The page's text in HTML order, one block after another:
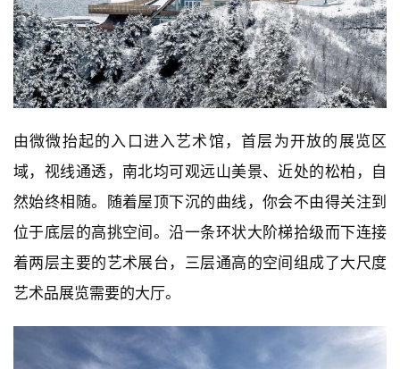
由微微抬起的入口进入艺术馆，首层为开放的展览区
域，视线通透，南北均可观远山美景、近处的松柏，自
然始终相随。随着屋顶下沉的曲线，你会不由得关注到
位于底层的高挑空间。沿一条环状大阶梯拾级而下连接
着两层主要的艺术展台，三层通高的空间组成了大尺度
艺术品展览需要的大厅。